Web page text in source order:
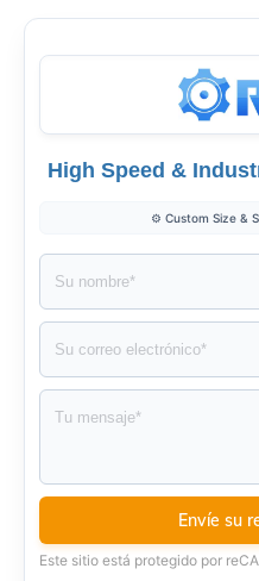
High Speed &
⚙️ Custom Size &
Este sitio está protegido por